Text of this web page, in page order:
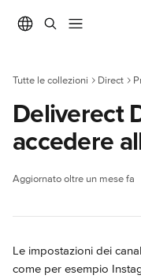
Tutte le collezioni Direct
Deliverect
accedere
Aggiornato oltre un mese fa
Le impostazioni dei
come per esempio